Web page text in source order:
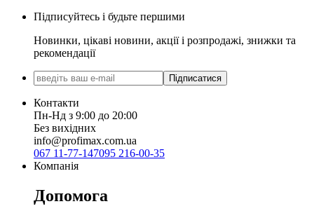
Підписуйтесь і будьте першими
Новинки, цікаві новини, акції і розпродажі, знижки та
рекомендації
Підписатися
Контакти
Пн-Нд з 9:00 до 20:00
Без вихідних
info@profimax.com.ua
067 11-77-147095 216-00-35
Компанія
Допомога